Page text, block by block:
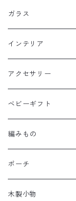
ガラス
インテリア
アクセサリー
ベビーギフト
編みもの
ポーチ
木製小物